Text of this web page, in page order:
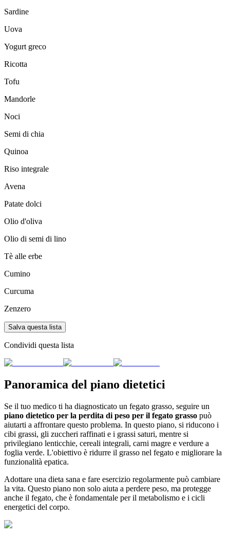
Sardine
Uova
Yogurt greco
Ricotta
Tofu
Mandorle
Noci
Semi di chia
Quinoa
Riso integrale
Avena
Patate dolci
Olio d'oliva
Olio di semi di lino
Tè alle erbe
Cumino
Curcuma
Zenzero
Salva questa lista
Condividi questa lista
Panoramica del piano dietetici
Se il tuo medico ti ha diagnosticato un fegato grasso, seguire un
piano dietetico per la perdita di peso per il fegato grasso può
aiutarti a affrontare questo problema. In questo piano, si riducono i
cibi grassi, gli zuccheri raffinati e i grassi saturi, mentre si
privilegiano lenticchie, cereali integrali, carni magre e verdure a
foglia verde. L'obiettivo è ridurre il grasso nel fegato e migliorare la
funzionalità epatica.
Adottare una dieta sana e fare esercizio regolarmente può cambiare
la vita. Questo piano non solo aiuta a perdere peso, ma protegge
anche il fegato, che è fondamentale per il metabolismo e i cicli
energetici del corpo.